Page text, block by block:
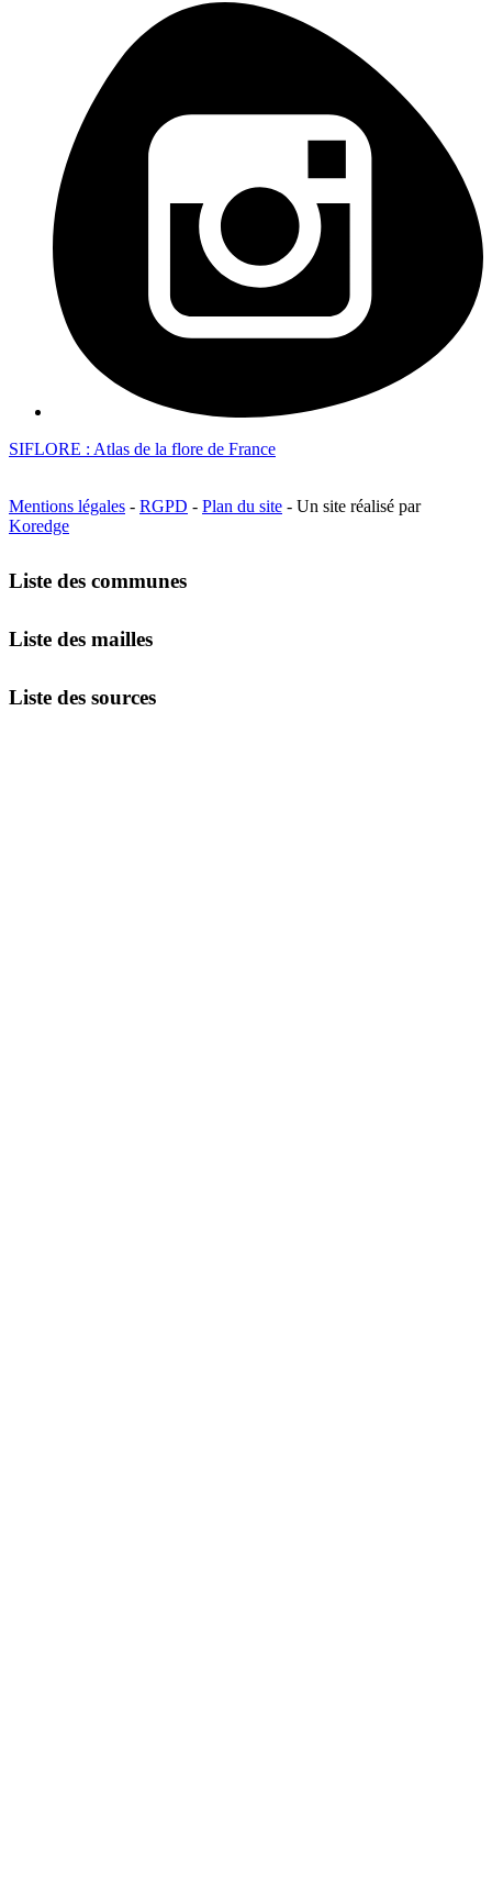
SIFLORE : Atlas de la flore de France
Mentions légales - RGPD - Plan du site - Un site réalisé par
Koredge
Liste des communes
Liste des mailles
Liste des sources